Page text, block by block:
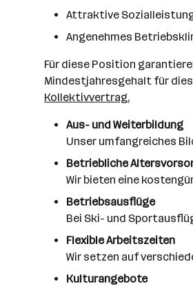
Attraktive
Angenehmes
Für diese Position
Mindestjahresgehalt für
Kollektivvertrag.
Aus- und Weiterbildung
Unser umfangreiches
Betriebliche
Wir bieten eine
Betriebsausflüge
Bei Ski- und
Flexible Arbeitszeiten
Wir setzen auf
Kulturangebote